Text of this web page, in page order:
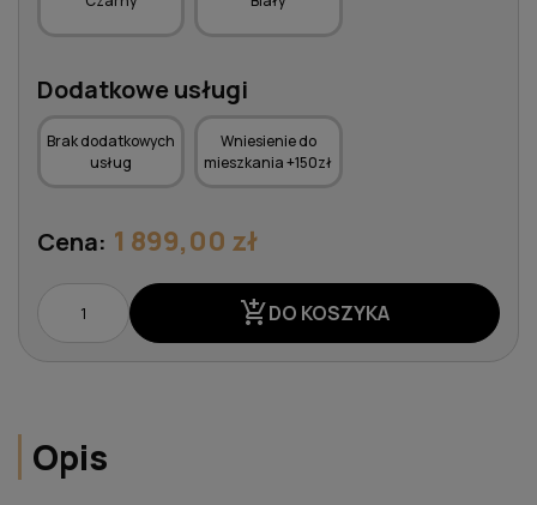
Dodatkowe usługi
Brak dodatkowych
usług
Wniesienie do
mieszkania +150zł
Cena: 1 899,00 zł
add_shopping_cartDO KOSZYKA
Opis